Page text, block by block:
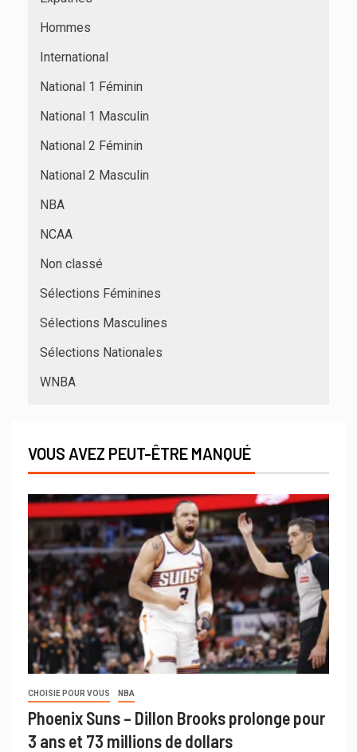
Hommes
International
National 1 Féminin
National 1 Masculin
National 2 Féminin
National 2 Masculin
NBA
NCAA
Non classé
Sélections Féminines
Sélections Masculines
Sélections Nationales
WNBA
VOUS AVEZ PEUT-ÊTRE MANQUÉ
CHOISIE POUR VOUS NBA
Phoenix Suns – Dillon Brooks prolonge pour
3 ans et 73 millions de dollars